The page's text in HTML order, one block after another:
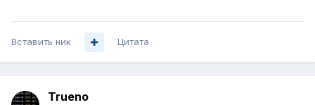
Вставить ник Цитата
Trueno